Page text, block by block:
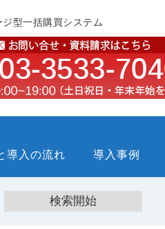
型一括購買システム
導入の流れ 導入事例